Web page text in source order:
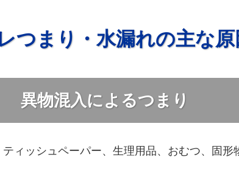
つまり・水漏れの主な原
異物混入によるつまり
ィッシュペーパー、生理用品、おむつ、固形